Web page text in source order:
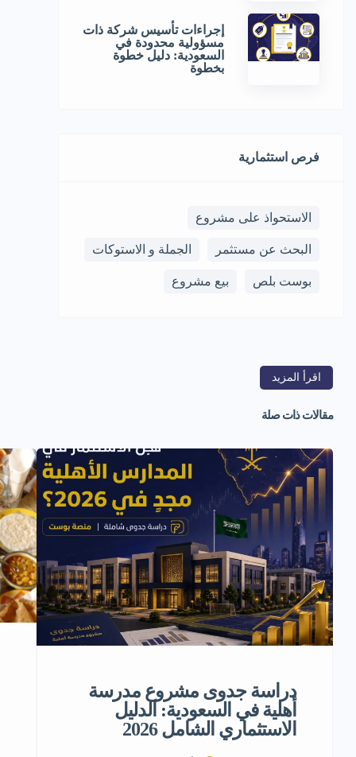
إجراءات تأسيس شركة ذات
مسؤولية محدودة في
السعودية: دليل خطوة
بخطوة
فرص استثمارية
الاستحواذ على مشروع
البحث عن مستثمر الجملة و الاستوكات
بوست بلص بيع مشروع
اقرأ المزيد
مقالات ذات صلة
دراسة جدوى مشروع مدرسة
أهلية في السعودية: الدليل
الاستثماري الشامل 2026